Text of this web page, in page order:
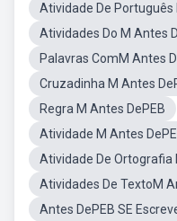
Atividade De Português
Atividades Do M Antes
Palavras ComM Antes
Cruzadinha M Antes
Regra M Antes DePEB
Atividade M Antes
Atividade De Ortografia
Atividades De TextoM
Antes DePEB SE